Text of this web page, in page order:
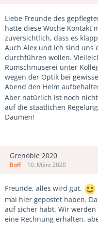
Liebe Freunde des
hatte diese Woche Kontakt
zuversichtlich, dass es
Auch Alex und ich sind uns
durchführen wollen.
Rumschmuserei unter
wegen der Optik bei
Abend den Helm
Aber natürlich ist noch
auf die staatlichen
Daumen!
Grenoble 2020
Boff 10. März 2020
Freunde, alles wird gut.
mal hier gepostet haben.
auf sicher habt. Wir
eine Rechnung erhalten,